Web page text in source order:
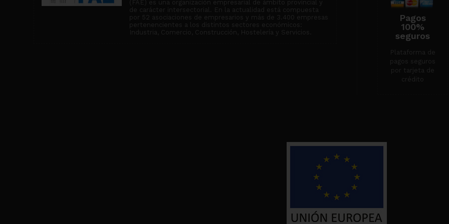
(FAE) es una organización empresarial de ámbito provincial y
de carácter intersectorial. En la actualidad está compuesta
por 52 asociaciones de empresarios y más de 3.400 empresas
pertenencientes a los distintos sectores económicos:
Industria, Comercio, Construcción, Hostelería y Servicios.
Pagos
100%
seguros
Plataforma de
pagos seguros
por tarjeta de
crédito